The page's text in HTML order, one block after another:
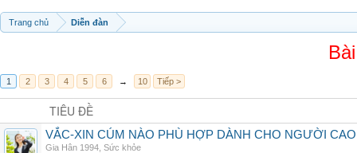
Trang chủ Diễn đàn
1 2 3 4 5 6 → 10 Tiếp >
TIÊU ĐỀ
VẮC-XIN CÚM NÀO PHÙ HỢP DÀNH CHO NGƯỜI
Gia Hân 1994 Sức khỏe